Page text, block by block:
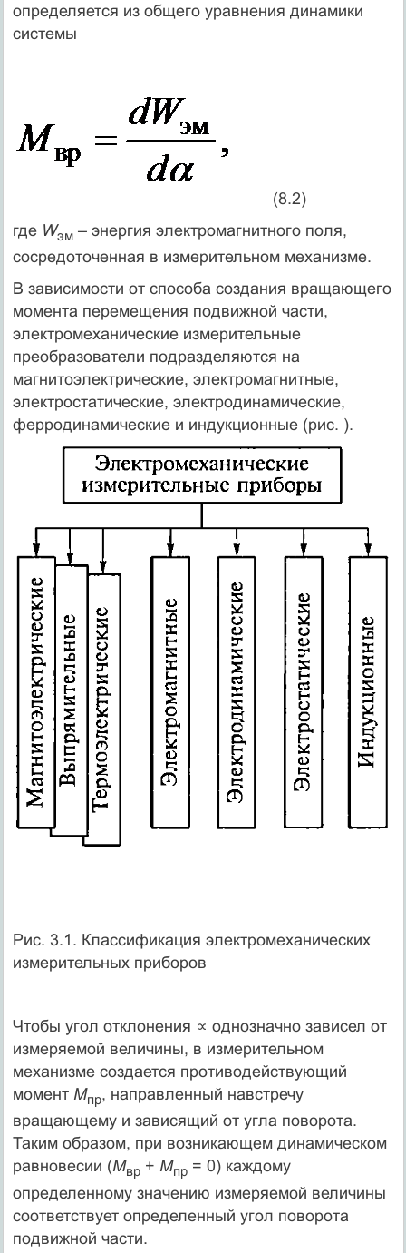
определяется из общего уравнения динамики
системы
(8.2)
где Wэм– энергия электромагнитного поля,
сосредоточенная в измерительном механизме.
В зависимости от способа создания вращающего
момента перемещения подвижной части,
электромеханические измерительные
преобразователи подразделяются на
магнитоэлектрические, электромагнитные,
электростатические, электродинамические,
ферродинамические и индукционные (рис. ).
Рис. 3.1. Классификация электромеханических
измерительных приборов
Чтобы угол отклонения ∝ однозначно зависел от
измеряемой величины, в измерительном
механизме создается противодействующий
момент Мпр, направленный навстречу
вращающему и зависящий от угла поворота.
Таким образом, при возникающем динамическом
равновесии (Мвр+ Мпр= 0) каждому
определенному значению измеряемой величины
соответствует определенный угол поворота
подвижной части.